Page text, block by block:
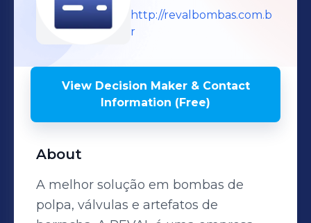
http://revalbombas.com.b
r
View Decision Maker & Contact
Information (Free)
About
A melhor solução em bombas de
polpa, válvulas e artefatos de